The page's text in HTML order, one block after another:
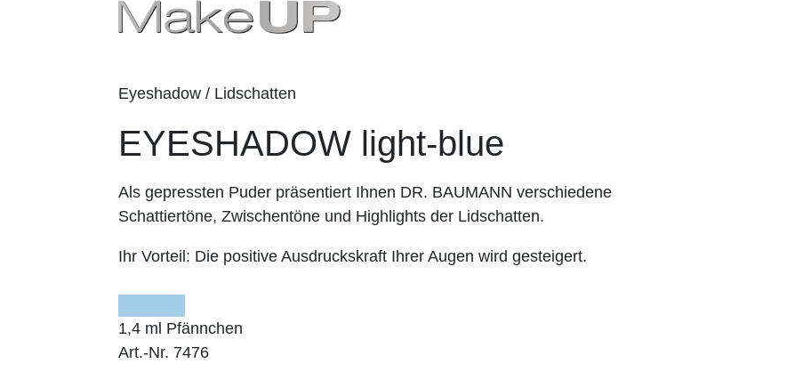
Eyeshadow / Lidschatten
EYESHADOW light-blue
Als gepressten Puder präsentiert Ihnen DR. BAUMANN verschiedene
Schattiertöne, Zwischentöne und Highlights der Lidschatten.
Ihr Vorteil: Die positive Ausdruckskraft Ihrer Augen wird gesteigert.
1,4 ml Pfännchen
Art.-Nr. 7476